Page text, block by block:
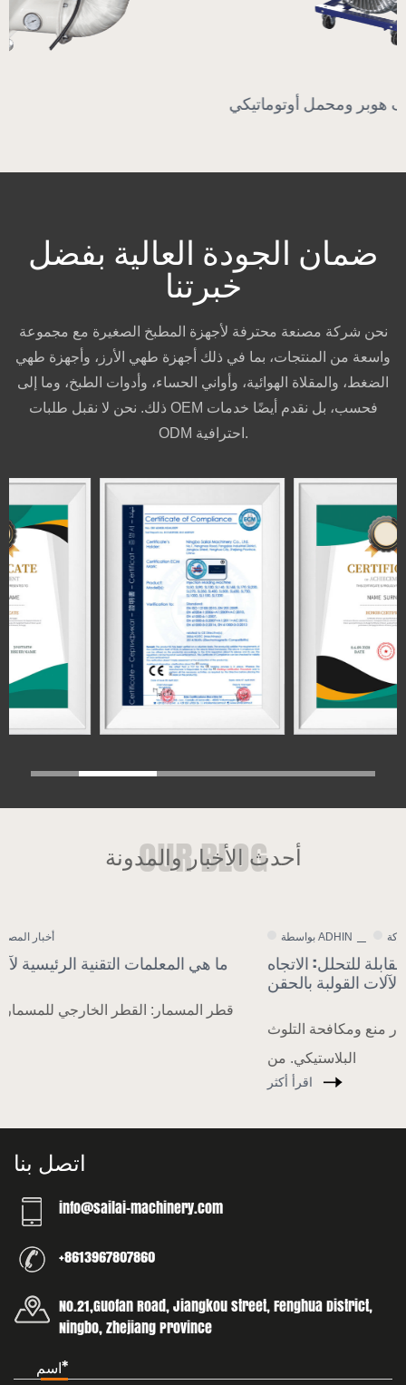
ضمان الجودة العالية بفضل
خبرتنا
نحن شركة مصنعة محترفة لأجهزة المطبخ الصغيرة مع مجموعة
واسعة من المنتجات، بما في ذلك أجهزة طهي الأرز، وأجهزة طهي
الضغط، والمقلاة الهوائية، وأواني الحساء، وأدوات الطبخ، وما إلى
ذلك. نحن لا نقبل طلبات OEM فحسب، بل نقدم أيضًا خدمات
ODM احترافية.
أحدث الأخبار والمدونة
زيادة الطلب على المواد البلاستيكية القابلة للتحلل: الاتجاه
العام للتحول التكنولوجي لآلات القولبة بالحقن
منذ بداية هذا العام ، عزز بلدي باستمرار منع ومكافحة التلوث
اتصل بنا
info@sailai-machinery.com
+8613967807860
No.21,Guofan Road, Jiangkou street, Fenghua District,
Ningbo, Zhejiang Province